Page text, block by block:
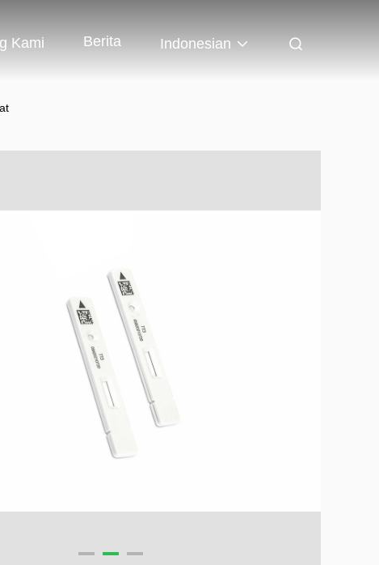
Kami Berita Indonesian